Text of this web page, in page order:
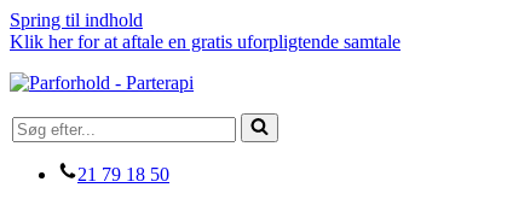
Spring til indhold
Klik her for at aftale en gratis uforpligtende samtale
Søg
efter...
21 79 18 50